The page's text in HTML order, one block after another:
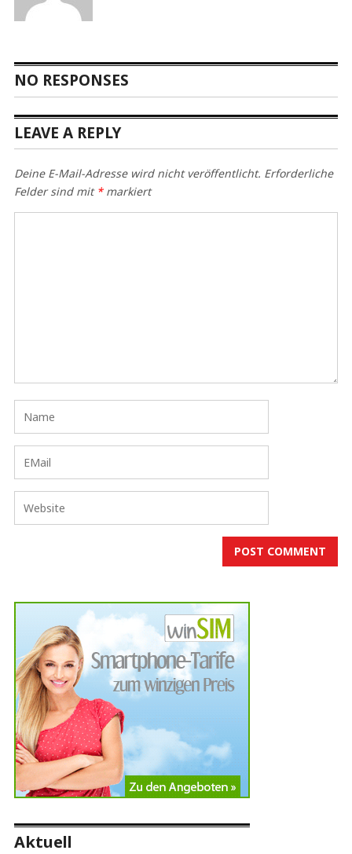
NO RESPONSES
LEAVE A REPLY
Deine E-Mail-Adresse wird nicht veröffentlicht. Erforderliche
Felder sind mit *markiert
Aktuell